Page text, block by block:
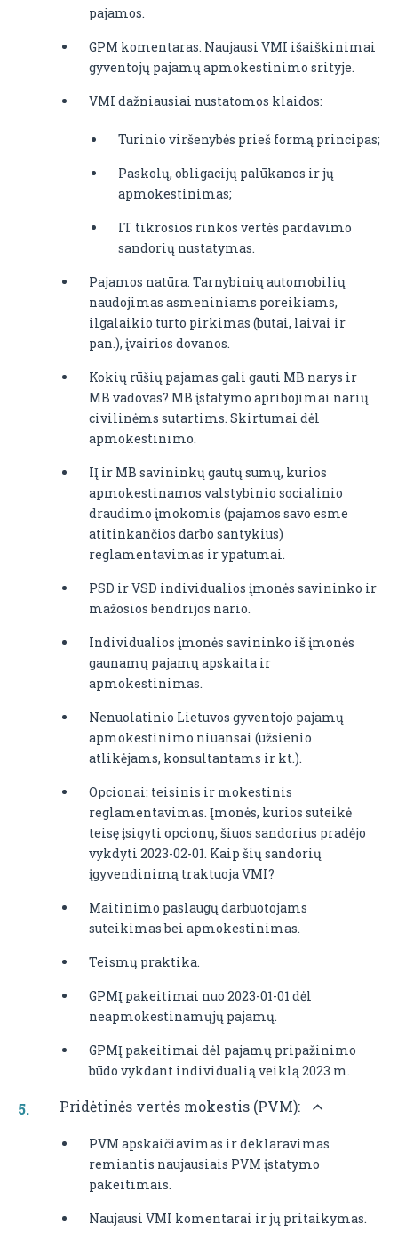
pajamos.
GPM komentaras. Naujausi VMI išaiškinimai
gyventojų pajamų apmokestinimo srityje.
VMI dažniausiai nustatomos klaidos:
Turinio viršenybės prieš formą principas;
Paskolų, obligacijų palūkanos ir jų
apmokestinimas;
IT tikrosios rinkos vertės pardavimo
sandorių nustatymas.
Pajamos natūra. Tarnybinių automobilių
naudojimas asmeniniams poreikiams,
ilgalaikio turto pirkimas (butai, laivai ir
pan.), įvairios dovanos.
Kokių rūšių pajamas gali gauti MB narys ir
MB vadovas? MB įstatymo apribojimai narių
civilinėms sutartims. Skirtumai dėl
apmokestinimo.
IĮ ir MB savininkų gautų sumų, kurios
apmokestinamos valstybinio socialinio
draudimo įmokomis (pajamos savo esme
atitinkančios darbo santykius)
reglamentavimas ir ypatumai.
PSD ir VSD individualios įmonės savininko ir
mažosios bendrijos nario.
Individualios įmonės savininko iš įmonės
gaunamų pajamų apskaita ir
apmokestinimas.
Nenuolatinio Lietuvos gyventojo pajamų
apmokestinimo niuansai (užsienio
atlikėjams, konsultantams ir kt.).
Opcionai: teisinis ir mokestinis
reglamentavimas. Įmonės, kurios suteikė
teisę įsigyti opcionų, šiuos sandorius pradėjo
vykdyti 2023-02-01. Kaip šių sandorių
įgyvendinimą traktuoja VMI?
Maitinimo paslaugų darbuotojams
suteikimas bei apmokestinimas.
Teismų praktika.
GPMĮ pakeitimai nuo 2023-01-01 dėl
neapmokestinamųjų pajamų.
GPMĮ pakeitimai dėl pajamų pripažinimo
būdo vykdant individualią veiklą 2023 m.
Pridėtinės vertės mokestis (PVM):
PVM apskaičiavimas ir deklaravimas
remiantis naujausiais PVM įstatymo
pakeitimais.
Naujausi VMI komentarai ir jų pritaikymas.